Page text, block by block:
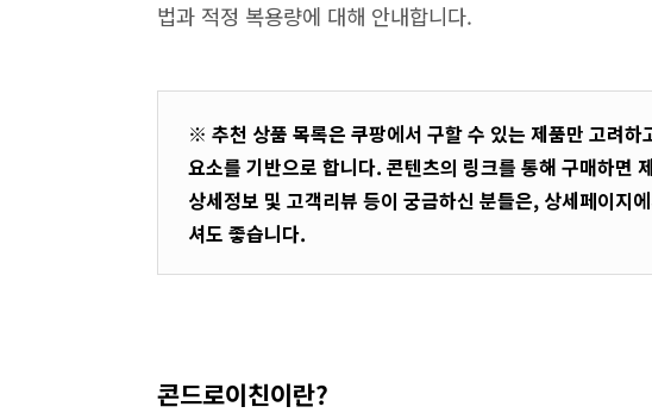
법과 적정 복용량에 대해 안내합니다.
※ 추천 상품 목록은 쿠팡에서 구할 수 있는 제품만 고려
요소를 기반으로 합니다. 콘텐츠의 링크를 통해 구매하면
상세정보 및 고객리뷰 등이 궁금하신 분들은, 상세페이지
셔도 좋습니다.
콘드로이친이란?